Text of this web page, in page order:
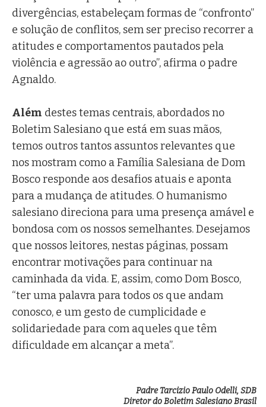
divergências, estabeleçam formas de “confronto”
e solução de conflitos, sem ser preciso recorrer a
atitudes e comportamentos pautados pela
violência e agressão ao outro”, afirma o padre
Agnaldo.
Além destes temas centrais, abordados no
Boletim Salesiano que está em suas mãos,
temos outros tantos assuntos relevantes que
nos mostram como a Família Salesiana de Dom
Bosco responde aos desafios atuais e aponta
para a mudança de atitudes. O humanismo
salesiano direciona para uma presença amável e
bondosa com os nossos semelhantes. Desejamos
que nossos leitores, nestas páginas, possam
encontrar motivações para continuar na
caminhada da vida. E, assim, como Dom Bosco,
“ter uma palavra para todos os que andam
conosco, e um gesto de cumplicidade e
solidariedade para com aqueles que têm
dificuldade em alcançar a meta”.
Padre Tarcizio Paulo Odelli, SDB
Diretor do Boletim Salesiano Brasil